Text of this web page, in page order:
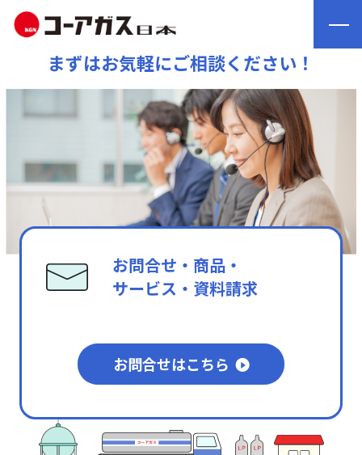
まずはお気軽にご相談ください！
お問合せ・商品・
サービス・資料請求
お問合せはこちら